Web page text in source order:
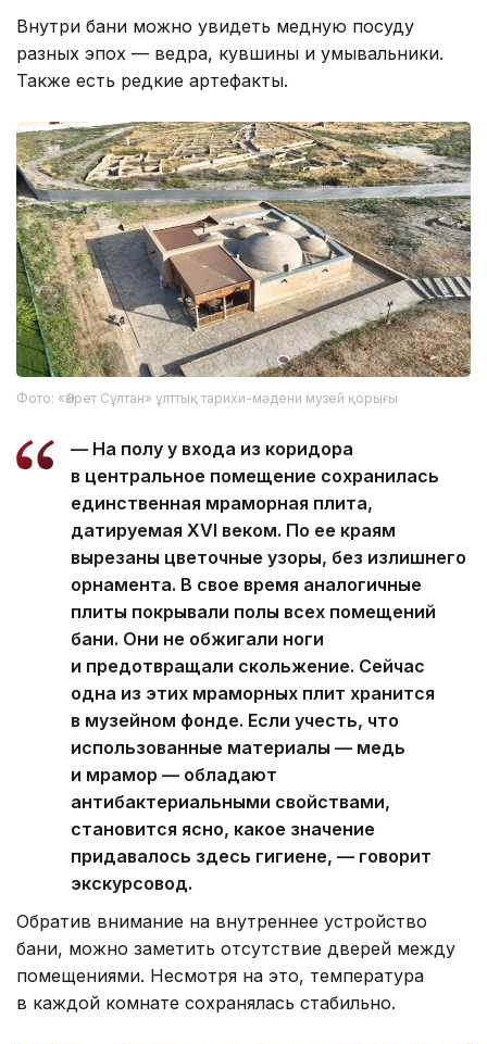
Внутри бани можно увидеть медную посуду
разных эпох — ведра, кувшины и умывальники.
Также есть редкие артефакты.
Фото: «Әзірет Сұлтан» ұлттық тарихи-мәдени музей қорығы
— На полу у входа из коридора
в центральное помещение сохранилась
единственная мраморная плита,
датируемая XVI веком. По ее краям
вырезаны цветочные узоры, без излишнего
орнамента. В свое время аналогичные
плиты покрывали полы всех помещений
бани. Они не обжигали ноги
и предотвращали скольжение. Сейчас
одна из этих мраморных плит хранится
в музейном фонде. Если учесть, что
использованные материалы — медь
и мрамор — обладают
антибактериальными свойствами,
становится ясно, какое значение
придавалось здесь гигиене, — говорит
экскурсовод.
Обратив внимание на внутреннее устройство
бани, можно заметить отсутствие дверей между
помещениями. Несмотря на это, температура
в каждой комнате сохранялась стабильно.